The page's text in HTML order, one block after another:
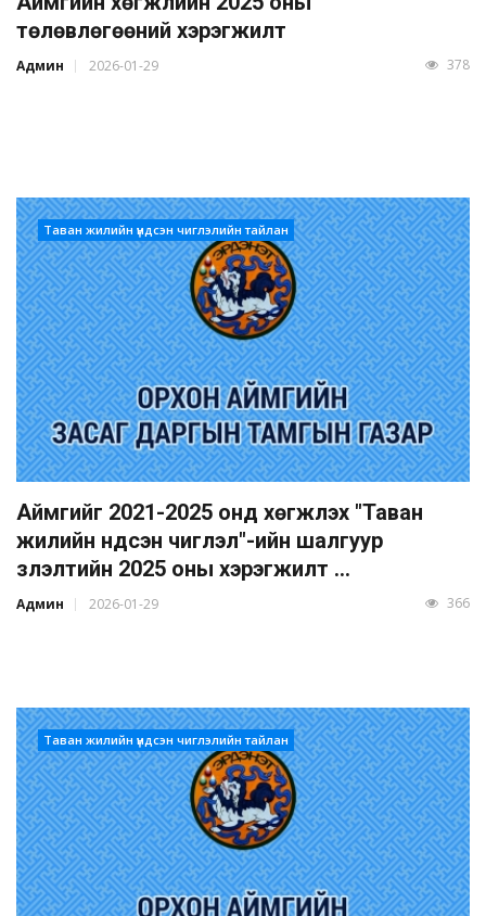
төлөвлөгөөний хэрэгжилт
Админ 2026-01-29 378
Таван жилийн үндсэн чиглэлийн тайлан
Аймгийг 2021-2025 онд хөгжүүлэх "Таван
жилийн үндсэн чиглэл"-ийн шалгуур
үзүүлэлтийн 2025 оны хэрэгжилт ...
Админ 2026-01-29 366
Таван жилийн үндсэн чиглэлийн тайлан